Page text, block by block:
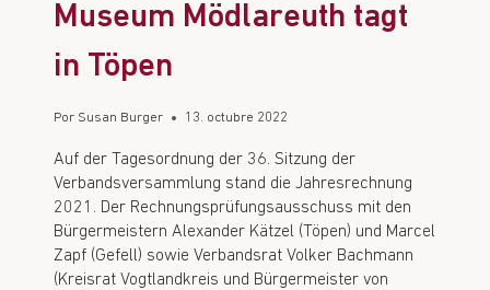
Museum Mödlareuth tagt
in Töpen
Por Susan Burger 13. octubre 2022
Auf der Tagesordnung der 36. Sitzung der
Verbandsversammlung stand die Jahresrechnung
2021. Der Rechnungsprüfungsausschuss mit den
Bürgermeistern Alexander Kätzel (Töpen) und Marcel
Zapf (Gefell) sowie Verbandsrat Volker Bachmann
(Kreisrat Vogtlandkreis und Bürgermeister von